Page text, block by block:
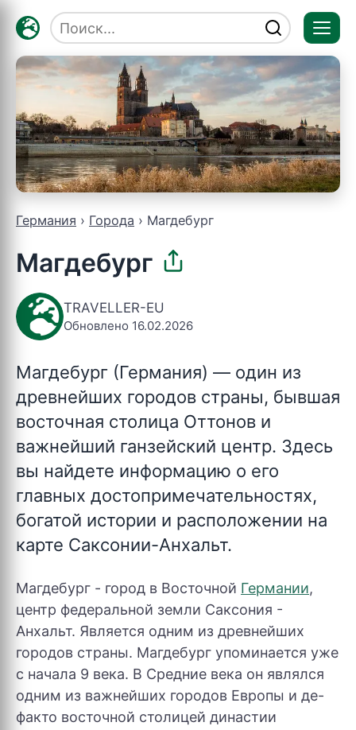
Германия Города Магдебург
Магдебург
TRAVELLER-EU
Обновлено 16.02.2026
Магдебург (Германия) — один из
древнейших городов страны, бывшая
восточная столица Оттонов и
важнейший ганзейский центр. Здесь
вы найдете информацию о его
главных достопримечательностях,
богатой истории и расположении на
карте Саксонии-Анхальт.
Магдебург - город в Восточной Германии,
центр федеральной земли Саксония -
Анхальт. Является одним из древнейших
городов страны. Магдебург упоминается уже
с начала 9 века. В Средние века он являлся
одним из важнейших городов Европы и де-
факто восточной столицей династии